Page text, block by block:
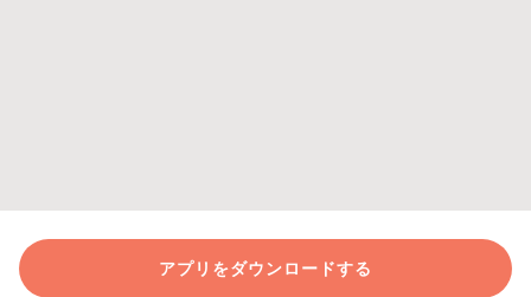
アプリをダウンロードする